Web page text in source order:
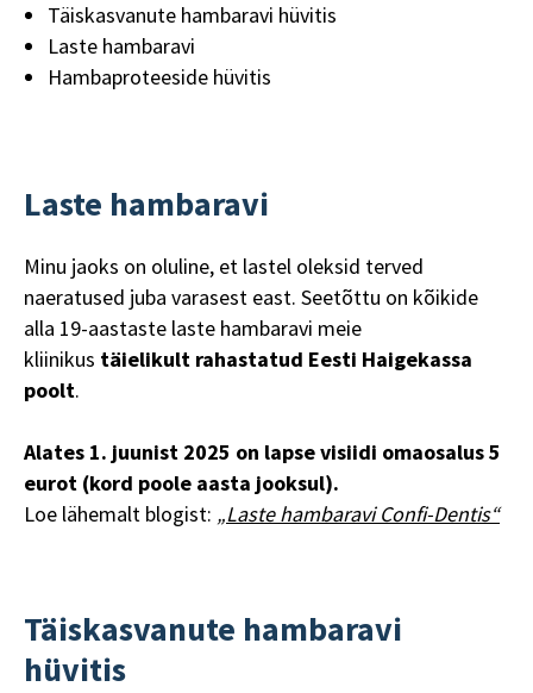
Täiskasvanute hambaravi hüvitis
Laste hambaravi
Hambaproteeside hüvitis
Laste hambaravi
Minu jaoks on oluline, et lastel oleksid terved
naeratused juba varasest east. Seetõttu on kõikide
alla 19-aastaste laste hambaravi meie
kliinikus täielikult rahastatud Eesti Haigekassa
poolt.
Alates 1. juunist 2025 on lapse visiidi omaosalus 5
eurot (kord poole aasta jooksul).
Loe lähemalt blogist: „Laste hambaravi Confi-Dentis“
Täiskasvanute hambaravi
hüvitis